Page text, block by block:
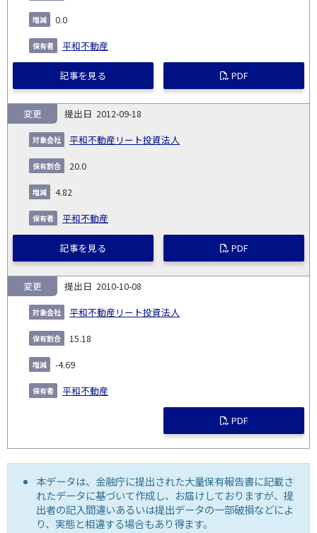
0.0
平和不動産
記事を見る PDF
2012-09-18
平和不動産リート投資法人
変更
20.0
4.82
平和不動産
記事を見る PDF
2010-10-08
平和不動産リート投資法人
変更
15.18
-4.69
平和不動産
PDF
本データは、金融庁に提出された大量保有報告書に記載さ
れたデータに基づいて作成し、お届けしておりますが、提
出者の記入間違いあるいは提出データの一部破損などによ
り、実態と相違する場合もあり得ます。